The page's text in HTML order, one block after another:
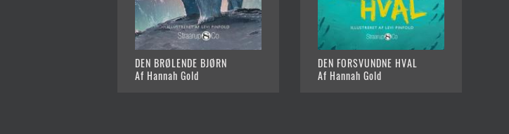
DEN BRØLENDE BJØRN
Af Hannah Gold
DEN FORSVUNDNE HVAL
Af Hannah Gold